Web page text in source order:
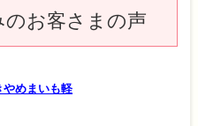
のお客さまの声
やめまいも軽